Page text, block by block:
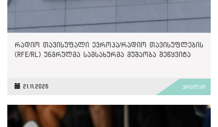
რადიო თავისუფალი ევროპა/რადიო თავისუფლების
(RFE/RL) უნგრულმა სამსახურმა მუშაობა შეწყვიტა
21.11.2025 ვრცლად